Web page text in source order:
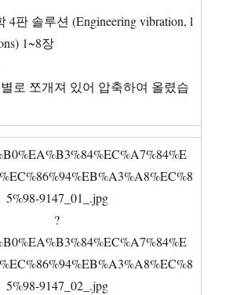
4판 솔루션 (Engineering vibration, l
1~8장
로 쪼개져 있어 압축하여 올렸습
?